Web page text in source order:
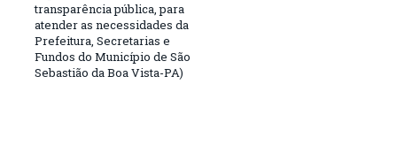
transparência pública, para
atender as necessidades da
Prefeitura, Secretarias e
Fundos do Município de São
Sebastião da Boa Vista-PA)